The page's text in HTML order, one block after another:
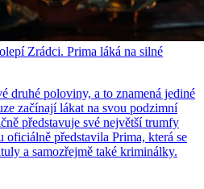
Zrádci. Prima láká na silné
druhé poloviny, a to znamená jediné
začínají lákat na svou podzimní
představuje své největší trumfy
představila Prima, která se
a samozřejmě také kriminálky.